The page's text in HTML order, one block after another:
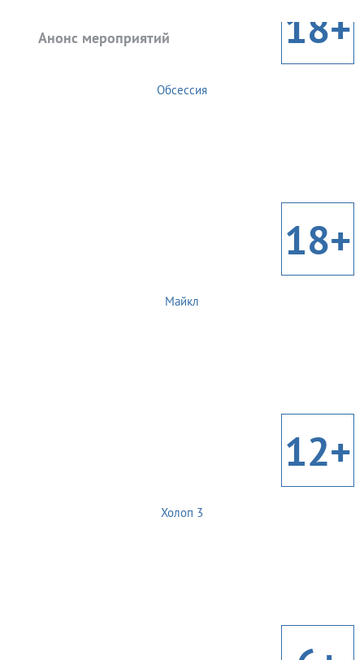
Анонс мероприятий 18+
Обсессия
18+
Майкл
12+
Холоп 3